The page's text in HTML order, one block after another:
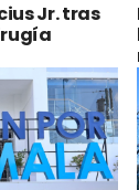
Jr. tras